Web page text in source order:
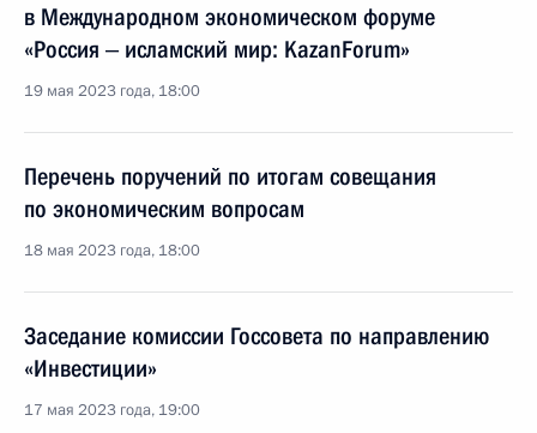
в Международном экономическом форуме
«Россия ‒ исламский мир: KazanForum»
19 мая 2023 года, 18:00
Перечень поручений по итогам совещания
по экономическим вопросам
18 мая 2023 года, 18:00
Заседание комиссии Госсовета по направлению
«Инвестиции»
17 мая 2023 года, 19:00